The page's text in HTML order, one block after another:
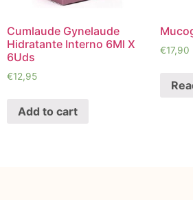
Cumlaude Gynelaude
Hidratante Interno 6Ml X
6Uds
€12,95
Add to cart
€17,90